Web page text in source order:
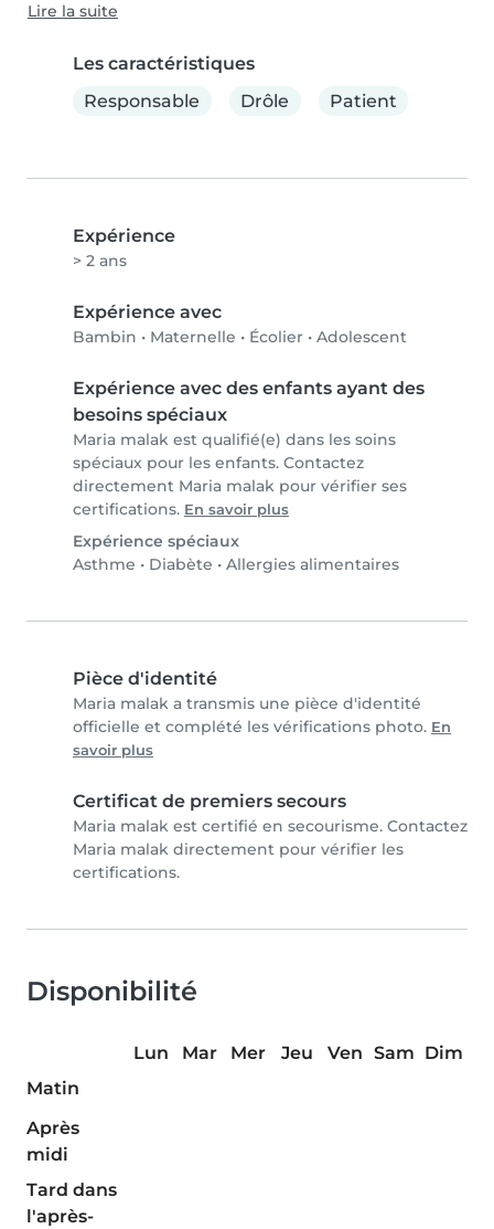
Lire la suite
Les caractéristiques
Responsable
Drôle Patient
Expérience
> 2 ans
Expérience avec
Bambin • Maternelle • Écolier • Adolescent
Expérience avec des enfants ayant des
besoins spéciaux
Maria malak est qualifié(e) dans les soins
spéciaux pour les enfants. Contactez
directement Maria malak pour vérifier ses
certifications. En savoir plus
Expérience spéciaux
Asthme • Diabète • Allergies alimentaires
Pièce d'identité
Maria malak a transmis une pièce d'identité
officielle et complété les vérifications photo. En
savoir plus
Certificat de premiers secours
Maria malak est certifié en secourisme. Contactez
Maria malak directement pour vérifier les
certifications.
Disponibilité
Lun Mar Mer Jeu Ven Sam Dim
Matin
Après
midi
Tard dans
l'après-